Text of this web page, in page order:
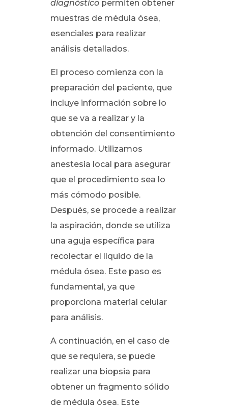
diagnóstico permiten obtener
muestras de médula ósea,
esenciales para realizar
análisis detallados.
El proceso comienza con la
preparación del paciente, que
incluye información sobre lo
que se va a realizar y la
obtención del consentimiento
informado. Utilizamos
anestesia local para asegurar
que el procedimiento sea lo
más cómodo posible.
Después, se procede a realizar
la aspiración, donde se utiliza
una aguja específica para
recolectar el líquido de la
médula ósea. Este paso es
fundamental, ya que
proporciona material celular
para análisis.
A continuación, en el caso de
que se requiera, se puede
realizar una biopsia para
obtener un fragmento sólido
de médula ósea. Este